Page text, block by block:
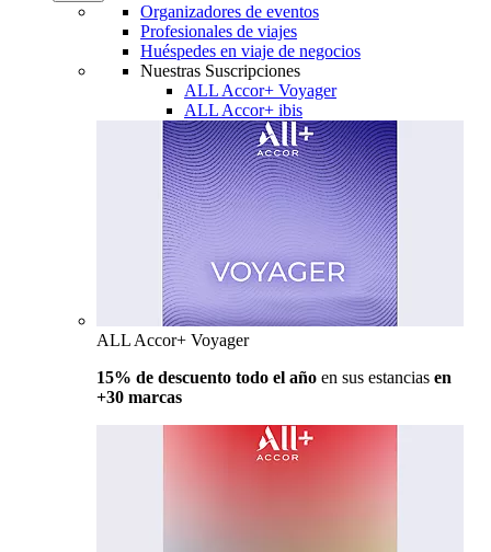
Organizadores de eventos
Profesionales de viajes
Huéspedes en viaje de negocios
Nuestras Suscripciones
ALL Accor+ Voyager
ALL Accor+ ibis
ALL Accor+ Voyager
15% de descuento todo el año en sus estancias en
+30 marcas